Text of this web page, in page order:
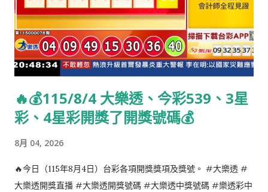
🔥💰115/8/4 大樂透、今彩539、3星
彩、4星彩開獎了開獎號碼💰
8月 04, 2026
🔥今日（115年8月4日）台彩各項開獎獎項及獎號。 #大樂透 #
大樂透開獎直播 #大樂透開獎號碼 #大樂透中獎號碼 #樂透彩中